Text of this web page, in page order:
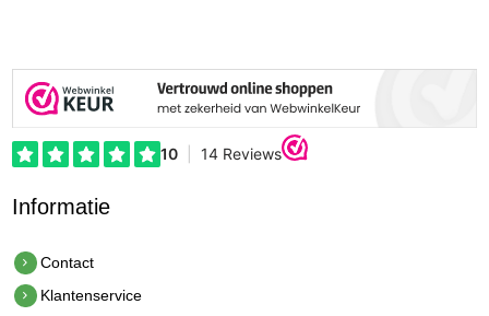
Informatie
Contact
Klantenservice